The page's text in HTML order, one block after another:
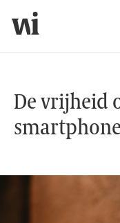
De vrijheid
De vrijheid